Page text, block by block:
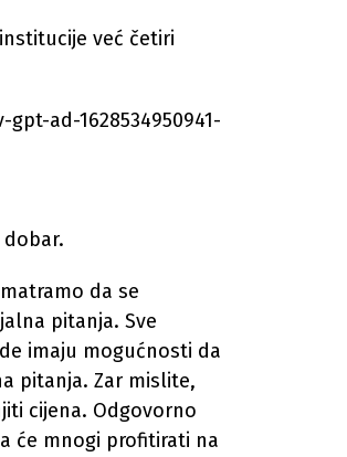
već četiri
ad-1628534950941-
da se
pitanja. Sve
imaju mogućnosti da
pitanja. Zar mislite,
cijena. Odgovorno
će mnogi profitirati na